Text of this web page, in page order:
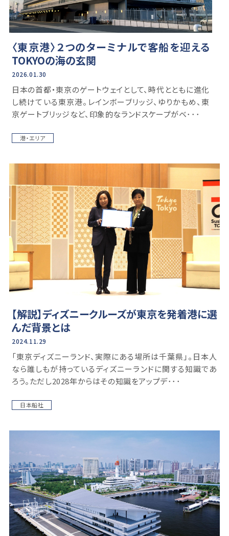
〈東京港〉２つのターミナルで客船を迎える
TOKYOの海の玄関
2026.01.30
日本の首都・東京のゲートウェイとして、時代とともに進化
し続けている東京港。レインボーブリッジ、ゆりかもめ、東
京ゲートブリッジなど、印象的なランドスケープがベ･･･
港・エリア
【解説】ディズニークルーズが東京を発着港に選
んだ背景とは
2024.11.29
「東京ディズニーランド、実際にある場所は千葉県」。日本人
なら誰しもが持っているディズニーランドに関する知識であ
ろう。ただし2028年からはその知識をアップデ･･･
日本船社